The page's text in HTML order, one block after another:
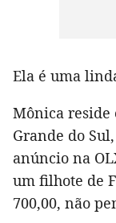
Ela é uma
Mônica reside
Grande do
anúncio na
um filhote de
700,00, não